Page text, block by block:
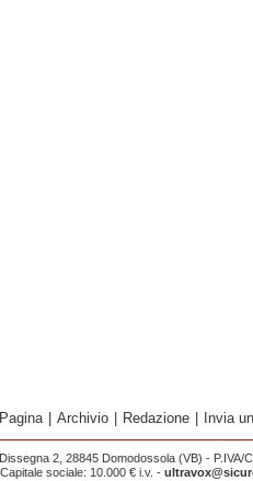
Archivio Redazione Invia
2, 28845 Domodossola (VB) -
sociale: 10.000 € i.v. -